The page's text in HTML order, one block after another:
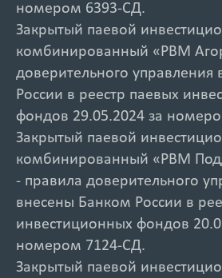
номером 6393-СД.
Закрытый паевой
комбинированный «РВМ
доверительного управления
России в реестр паевых
фондов 29.05.2024 за
Закрытый паевой
комбинированный «РВМ
- правила доверительного
внесены Банком России в
инвестиционных фондов
номером 7124-СД.
Закрытый паевой